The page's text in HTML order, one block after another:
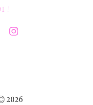
!
2026